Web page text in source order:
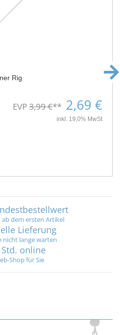
Rig
EVP3,99 €** 2,69 €
inkl. 19,0% MwSt
dem ersten Artikel
Lieferung
nicht lange warten
Std. online
Shop für Sie